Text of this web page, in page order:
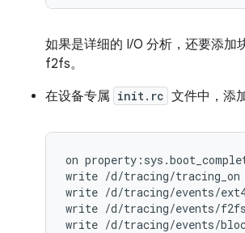
如果是详细的 I/O 分析，还要添加
f2fs。
在设备专属 init.rc 文件中，添
on
write /d/tracing/tracing_on
write /d/tracing/events/
write /d/tracing/events/
write /d/tracing/events/